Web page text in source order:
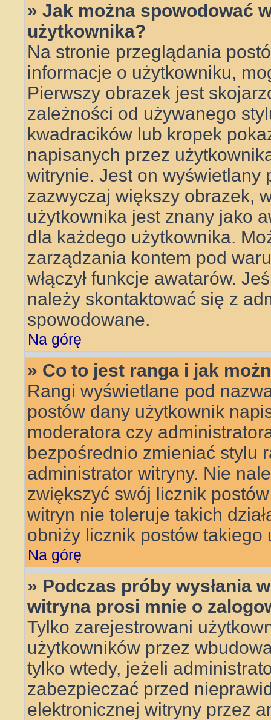
» Jak można spowodować
użytkownika?
Na stronie przeglądania
informacje o użytkowniku,
Pierwszy obrazek jest
zależności od używanego
kwadracików lub kropek
napisanych przez
witrynie. Jest on wyświetlany
zazwyczaj większy obrazek,
użytkownika jest znany jako
dla każdego użytkownika.
zarządzania kontem pod
włączył funkcje awatarów.
należy skontaktować się z
spowodowane.
Na górę
» Co to jest ranga i jak
Rangi wyświetlane pod
postów dany użytkownik
moderatora czy
bezpośrednio zmieniać stylu
administrator witryny. Nie
zwiększyć swój licznik
witryn nie toleruje takich
obniży licznik postów takiego
Na górę
» Podczas próby wysłania
witryna prosi mnie o
Tylko zarejestrowani
użytkowników przez
tylko wtedy, jeżeli
zabezpieczać przed
elektronicznej witryny przez